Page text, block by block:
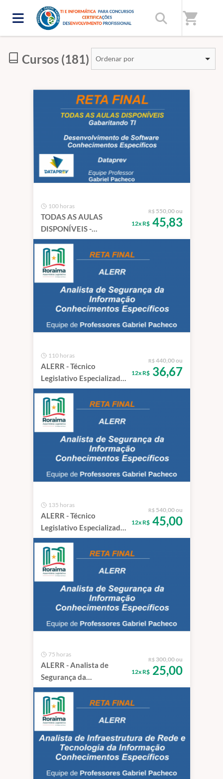
shopping_cart
Início /Categorias/Mapeamentos de Concursos Específicos.
Cursos (181) Ordenar por
100 horas
TODAS AS AULAS
DISPONÍVEIS -
DATAPREV -
Desenvolvimento de
Software -
Conhecimentos
Específicos
R$ 550,00 ou
12x R$45,83
110 horas
ALERR - Técnico
Legislativo Especializado
- Técnico em Informática
R$ 440,00 ou
12x R$36,67
135 horas
ALERR - Técnico
Legislativo Especializado
- Programador
R$ 540,00 ou
12x R$45,00
75 horas
ALERR - Analista de
Segurança da
Informação
R$ 300,00 ou
12x R$25,00